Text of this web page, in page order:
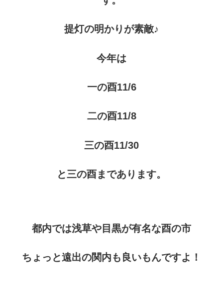
提灯の明かりが素敵♪
今年は
一の酉11/6
二の酉11/8
三の酉11/30
と三の酉まであります。
都内では浅草や目黒が有名な酉の市
ちょっと遠出の関内も良いもんですよ！